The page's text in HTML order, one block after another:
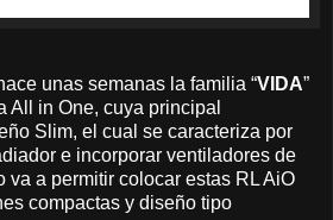
unas semanas la familia “VIDA”
All in One, cuya principal
Slim, el cual se caracteriza por
e incorporar ventiladores de
va a permitir colocar estas RL AiO
compactas y diseño tipo